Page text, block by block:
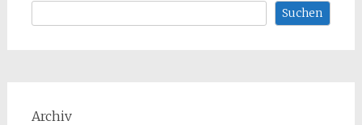
Suchen
Archiv